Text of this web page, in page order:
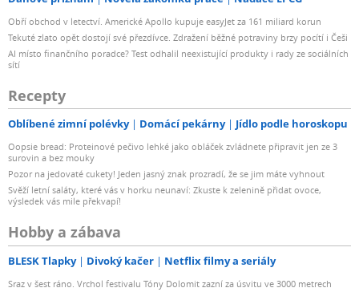
Obří obchod v letectví. Americké Apollo kupuje easyJet za 161 miliard korun
Tekuté zlato opět dostojí své přezdívce. Zdražení běžné potraviny brzy pocítí i Češi
AI místo finančního poradce? Test odhalil neexistující produkty i rady ze sociálních
sítí
Recepty
Oblíbené zimní polévky Domácí pekárny Jídlo podle horoskopu
Oopsie bread: Proteinové pečivo lehké jako obláček zvládnete připravit jen ze 3
surovin a bez mouky
Pozor na jedovaté cukety! Jeden jasný znak prozradí, že se jim máte vyhnout
Svěží letní saláty, které vás v horku neunaví: Zkuste k zelenině přidat ovoce,
výsledek vás mile překvapí!
Hobby a zábava
BLESK Tlapky Divoký kačer Netflix filmy a seriály
Sraz v šest ráno. Vrchol festivalu Tóny Dolomit zazní za úsvitu ve 3000 metrech